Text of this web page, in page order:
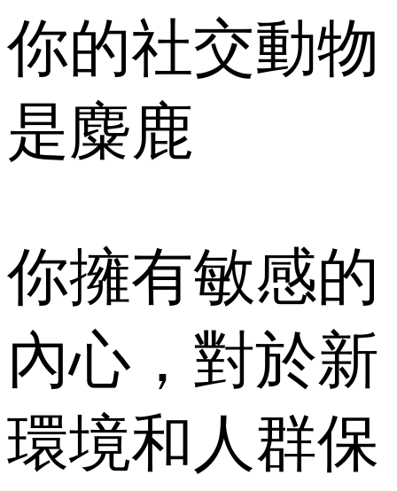
你的社交動物
是麋鹿
你擁有敏感的
內心，對於新
環境和人群保